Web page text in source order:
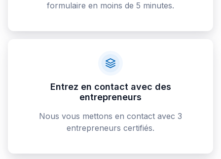
formulaire en moins de 5 minutes.
Entrez en contact avec des
entrepreneurs
Nous vous mettons en contact avec 3
entrepreneurs certifiés.